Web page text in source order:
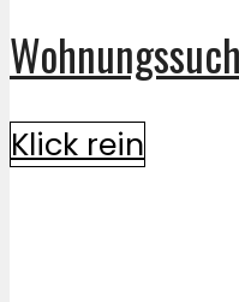
Klick rein